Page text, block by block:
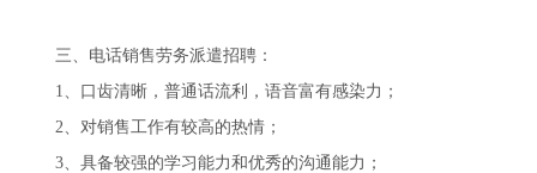
三、电话销售劳务派遣招聘：
1、口齿清晰，普通话流利，语音富有感染力；
2、对销售工作有较高的热情；
3、具备较强的学习能力和优秀的沟通能力；